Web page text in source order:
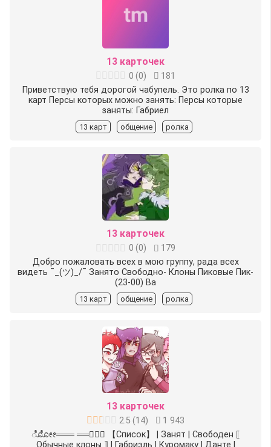
13 карточек
0 (0)
181
Приветствую тебя дорогой чабупель. Это ролка по 13
карт Персы которых можно занять: Персы которые
заняты:️ Габриел
13 карт общение ролка
13 карточек
0 (0)
179
Добро пожаловать всех в мою группу, рада всех
видеть ¯_(ツ)_/¯ Занято Свободно-️ Клоны Пиковые Пик-
(23-00) Ва
13 карт общение ролка
13 карточек
2.5 (14)
1 943
ೋೋ═══ ═══ೋೋ 【Список】 | Занят ︎| Свободен ⟦
Обычные клоны ⟧ ︎| Габриэль ︎| Куромаку ︎| Данте ︎|